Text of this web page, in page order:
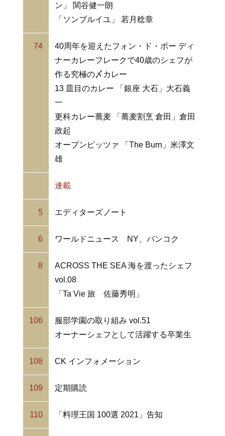
ン」 関谷健一朗
「ソンブルイユ」 若月稔章
74
40周年を迎えたフォン・ド・ボー ディ
ナーカレーフレークで40歳のシェフが
作る究極の〆カレー
13 皿目のカレー 「銀座 大石」大石義
一
更科カレー蕎麦 「蕎麦割烹 倉田」倉田
政起
オープンピッツァ 「The Burn」米澤文
雄
連載
5 エディターズノート
6 ワールドニュース NY、バンコク
8
ACROSS THE SEA 海を渡ったシェフ
vol.08
「Ta Vie 旅 佐藤秀明」
106
服部学園の取り組み vol.51
オーナーシェフとして活躍する卒業生
108 CK インフォメーション
109 定期購読
110 「料理王国 100選 2021」告知